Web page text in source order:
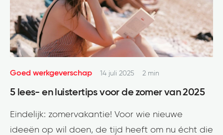
Goed werkgeverschap 14 juli 2025 2 min
5 lees- en luistertips voor de zomer van 2025
Eindelijk: zomervakantie! Voor wie nieuwe
ideeën op wil doen, de tijd heeft om nu écht die